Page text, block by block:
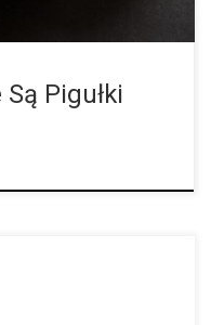
Pigułki